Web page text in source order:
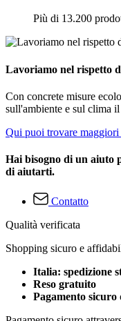
Più di 13.200
Lavoriamo nel rispetto
Con concrete misure
sull'ambiente e sul clima
Qui puoi trovare
Hai bisogno di un aiuto
di aiutarti.
Contatto
Qualità verificata
Shopping sicuro e
Italia: spedizione
Reso gratuito
Pagamento sicuro